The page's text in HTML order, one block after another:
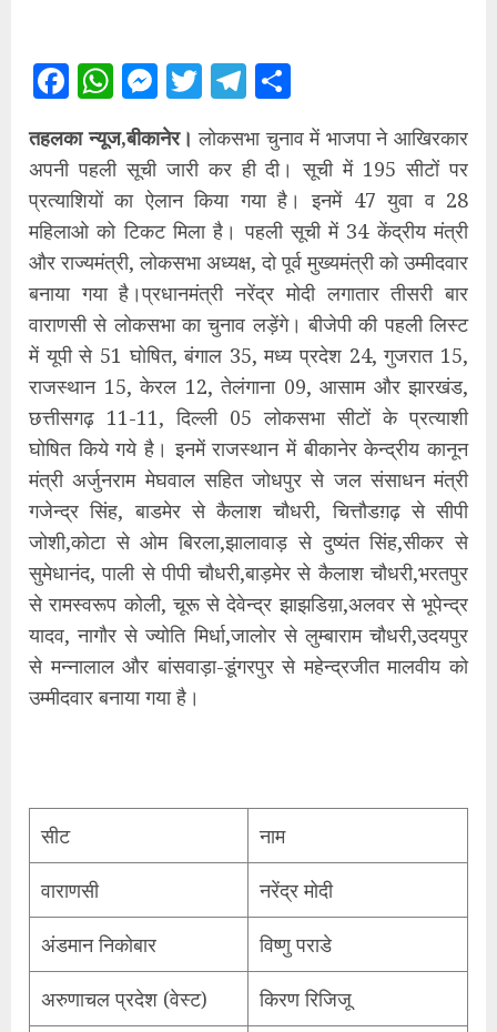
Facebook
WhatsApp
Messenger
TwitterTelegram
तहलका न्यूज,बीकानेर। लोकसभा चुनाव में भाजपा ने आखिरकार
अपनी पहली सूची जारी कर ही दी। सूची में 195 सीटों पर
प्रत्याशियों का ऐलान किया गया है। इनमें 47 युवा व 28
महिलाओ को टिकट मिला है। पहली सूची में 34 केंद्रीय मंत्री
और राज्यमंत्री, लोकसभा अध्यक्ष, दो पूर्व मुख्यमंत्री को उम्मीदवार
बनाया गया है।प्रधानमंत्री नरेंद्र मोदी लगातार तीसरी बार
वाराणसी से लोकसभा का चुनाव लड़ेंगे। बीजेपी की पहली लिस्ट
में यूपी से 51 घोषित, बंगाल 35, मध्य प्रदेश 24, गुजरात 15,
राजस्थान 15, केरल 12, तेलंगाना 09, आसाम और झारखंड,
छत्तीसगढ़ 11-11, दिल्ली 05 लोकसभा सीटों के प्रत्याशी
घोषित किये गये है। इनमें राजस्थान में बीकानेर केन्द्रीय कानून
मंत्री अर्जुनराम मेघवाल सहित जोधपुर से जल संसाधन मंत्री
गजेन्द्र सिंह, बाडमेर से कैलाश चौधरी, चित्तौडग़ढ़ से सीपी
जोशी,कोटा से ओम बिरला,झालावाड़ से दुष्यंत सिंह,सीकर से
सुमेधानंद, पाली से पीपी चौधरी,बाड़मेर से कैलाश चौधरी,भरतपुर
से रामस्वरूप कोली, चूरू से देवेन्द्र झाझडिय़ा,अलवर से भूपेन्द्र
यादव, नागौर से ज्योति मिर्धा,जालोर से लुम्बाराम चौधरी,उदयपुर
से मन्नालाल और बांसवाड़ा-डूंगरपुर से महेन्द्रजीत मालवीय को
उम्मीदवार बनाया गया है।
सीट नाम
वाराणसी नरेंद्र मोदी
अंडमान निकोबार विष्णु पराडे
अरुणाचल प्रदेश (वेस्ट) किरण रिजिजू